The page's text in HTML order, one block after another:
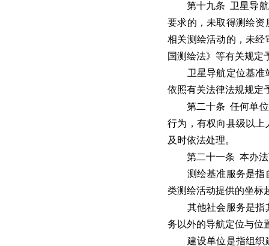
第十九条 卫星导航
要求的，未取得测绘资
相关测绘活动的，未经
国测绘法》等有关规定
卫星导航定位基准站
依照有关法律法规规定
第二十条 任何单位
行为，有权向县级以上
及时依法处理。
第二十一条 本办法
测绘基准服务是指自
类测绘活动提供的坐标
其他社会服务是指其
务以外的导航定位与位
建设单位是指组织建